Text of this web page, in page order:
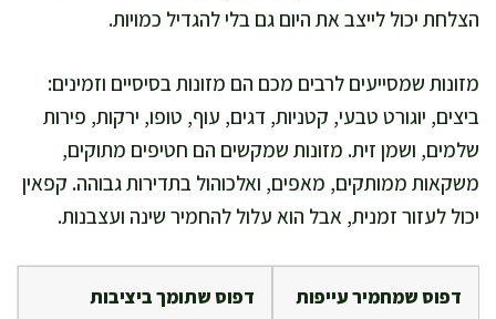
הצלחת יכול לייצב את היום גם בלי להגדיל כמויות.
מזונות שמסייעים לרבים מכם הם מזונות בסיסיים וזמינים:
ביצים, יוגורט טבעי, קטניות, דגים, עוף, טופו, ירקות, פירות
שלמים, ושמן זית. מזונות שמקשים הם חטיפים מתוקים,
משקאות ממותקים, מאפים, ואלכוהול בתדירות גבוהה. קפאין
יכול לעזור זמנית, אבל הוא עלול להחמיר שינה ועצבנות.
דפוס שמחמיר עייפות דפוס שתומך ביציבות